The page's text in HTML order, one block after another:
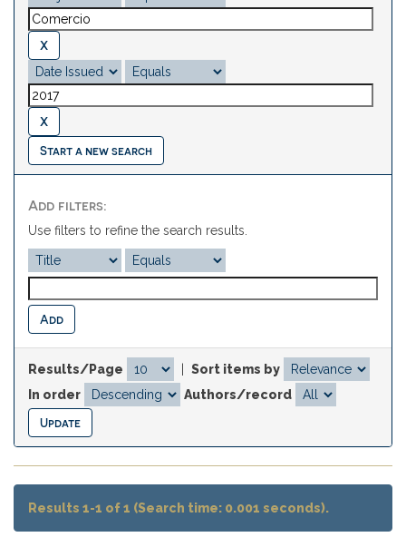
Start a new search
Add filters:
Use filters to refine the search results.
Results/Page
Sort items by
In order
Authors/record
Results 1-1 of 1 (Search time: 0.001 seconds).